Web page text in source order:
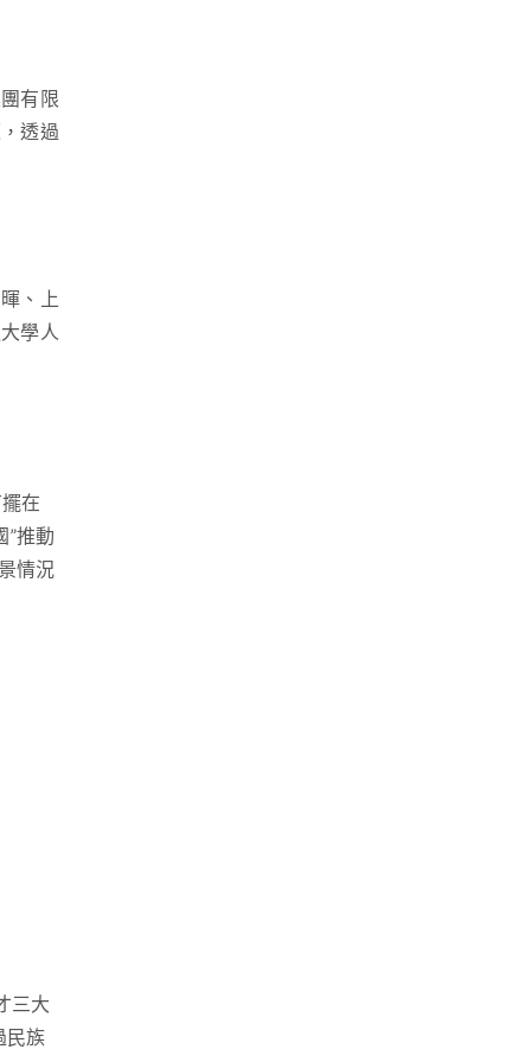
有限
透過
、上
學人
在
”推動
情況
三大
民族